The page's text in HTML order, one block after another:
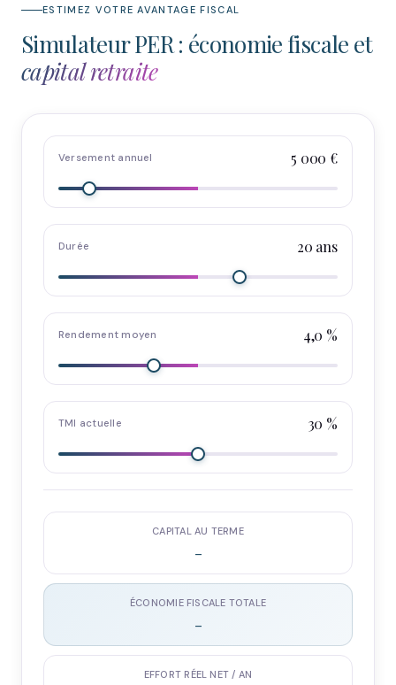
ESTIMEZ VOTRE AVANTAGE FISCAL
Simulateur PER : économie fiscale et
capital retraite
Versement annuel 5 000 €
Durée 20 ans
Rendement moyen 4,0 %
TMI actuelle 30 %
CAPITAL AU TERME
-
ÉCONOMIE FISCALE TOTALE
-
EFFORT RÉEL NET / AN